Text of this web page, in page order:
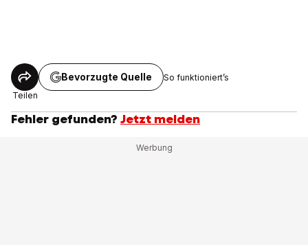
Teilen
Bevorzugte Quelle So funktioniert’s
Fehler gefunden? Jetzt melden